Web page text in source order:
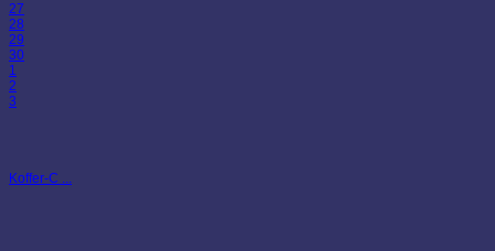
27
28
29
30
1
2
3
Koffer-C ...